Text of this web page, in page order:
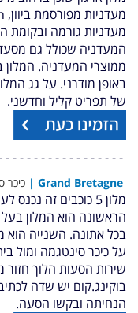
מעדניות גורמה ובקומת
המעדניה שכולל גם
ממוצרי המעדניה. המלון
באופן מודרני. על גג
של תפריט קליל וחדשני.
- - - - - - - - - - - - - - - - -
Grand Bretagne | כיכר
מלון 5 כוכבים זה
בכל אתונה. השנייה הוא
על כיכר סינטגמה ומול
שירות הסעות הלוך
בוקינג.קום יש שדה
הנחיתה ובקשו הסעה.